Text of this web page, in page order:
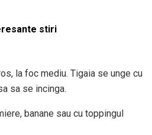
stiri
la foc mediu. Tigaia se unge cu
sa se incinga.
banane sau cu toppingul